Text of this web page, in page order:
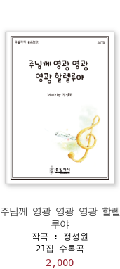
주님께 영광 영광 영광 할렐
루야
작곡 : 정성원
21집 수록곡
2,000